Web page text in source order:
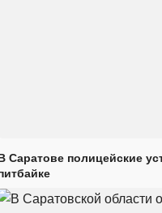
Саратове полицейские